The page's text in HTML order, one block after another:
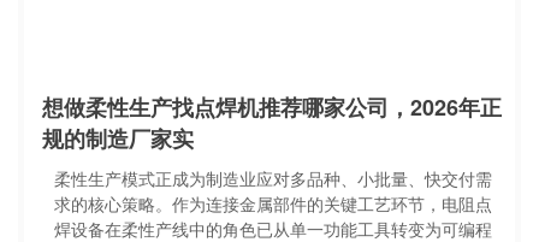
想做柔性生产找点焊机推荐哪家公司，2026年正
规的制造厂家实
柔性生产模式正成为制造业应对多品种、小批量、快交付需
求的核心策略。作为连接金属部件的关键工艺环节，电阻点
焊设备在柔性产线中的角色已从单一功能工具转变为可编程